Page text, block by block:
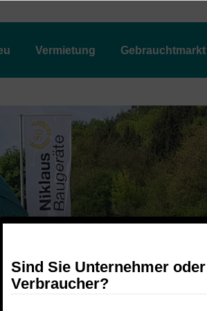
Vermietung Gebrauchtmarkt
DUMPER KATO CARRY 105 RAUPENDUMPER
Sind Sie Unternehmer oder
Verbraucher?